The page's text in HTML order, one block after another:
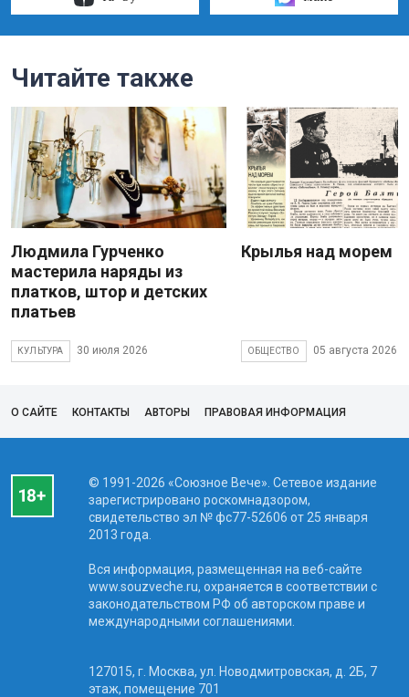
Читайте также
Людмила Гурченко
мастерила наряды из
платков, штор и детских
платьев
КУЛЬТУРА 30 июля 2026
Крылья над морем
ОБЩЕСТВО 05 августа 2026
О САЙТЕ КОНТАКТЫ АВТОРЫ ПРАВОВАЯ ИНФОРМАЦИЯ
© 1991-2026 «Союзное Вече». Сетевое издание
зарегистрировано роскомнадзором,
свидетельство эл № фc77-52606 от 25 января
2013 года.
Вся информация, размещенная на веб-сайте
www.souzveche.ru, охраняется в соответствии с
законодательством РФ об авторском праве и
международными соглашениями.
127015, г. Москва, ул. Новодмитровская, д. 2Б, 7
этаж, помещение 701